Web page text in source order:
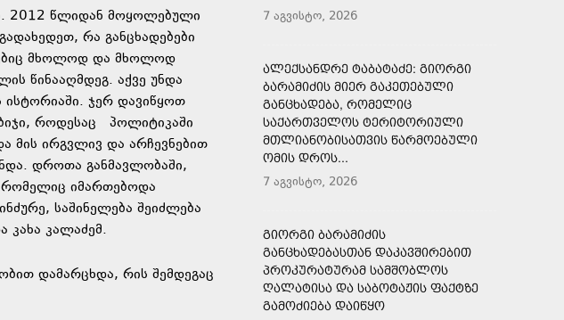
2012 წლიდან მოყოლებული
რა განცხადებები
მხოლოდ და მხოლოდ
წინააღმდეგ. აქვე უნდა
ისტორიაში. ჯერ დავიწყოთ
როდესაც პოლიტიკაში
მის ირგვლივ და არჩევნებით
დროთა განმავლობაში,
იმართებოდა
საშინელება შეიძლება
კახა კალაძემ.
დამარცხდა, რის შემდეგაც
7 აგვისტო, 2026
ᲐᲚᲔᲥᲡᲐᲜᲓᲠᲔ ᲢᲐᲑᲐᲢᲐᲫᲔ: ᲒᲘᲝᲠᲒᲘ
ᲑᲐᲠᲐᲛᲘᲫᲘᲡ ᲛᲘᲔᲠ ᲒᲐᲙᲔᲗᲔᲑᲣᲚᲘ
ᲒᲐᲜᲪᲮᲐᲓᲔᲑᲐ, ᲠᲝᲛᲔᲚᲘᲪ
ᲡᲐᲥᲐᲠᲗᲕᲔᲚᲝᲡ ᲢᲔᲠᲘᲢᲝᲠᲘᲣᲚᲘ
ᲛᲗᲚᲘᲐᲜᲝᲑᲘᲡᲐᲗᲕᲘᲡ ᲬᲐᲠᲛᲝᲔᲑᲣᲚᲘ
ᲝᲛᲘᲡ ᲓᲠᲝᲡ...
7 აგვისტო, 2026
ᲒᲘᲝᲠᲒᲘ ᲑᲐᲠᲐᲛᲘᲫᲘᲡ
ᲒᲐᲜᲪᲮᲐᲓᲔᲑᲐᲡᲗᲐᲜ ᲓᲐᲙᲐᲕᲨᲘᲠᲔᲑᲘᲗ
ᲞᲠᲝᲙᲣᲠᲐᲢᲣᲠᲐᲛ ᲡᲐᲛᲨᲝᲑᲚᲝᲡ
ᲦᲐᲚᲐᲢᲘᲡᲐ ᲓᲐ ᲡᲐᲑᲝᲢᲐᲟᲘᲡ ᲤᲐᲥᲢᲖᲔ
ᲒᲐᲛᲝᲫᲘᲔᲑᲐ ᲓᲐᲘᲬᲧᲝ